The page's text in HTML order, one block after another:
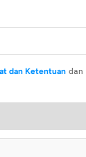
dan Ketentuan dan